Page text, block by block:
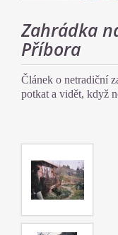
Zahrádka
Příbora
Článek o netradiční
potkat a vidět, když